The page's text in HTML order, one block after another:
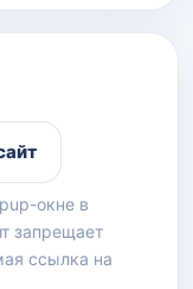
окне в
запрещает
ссылка на